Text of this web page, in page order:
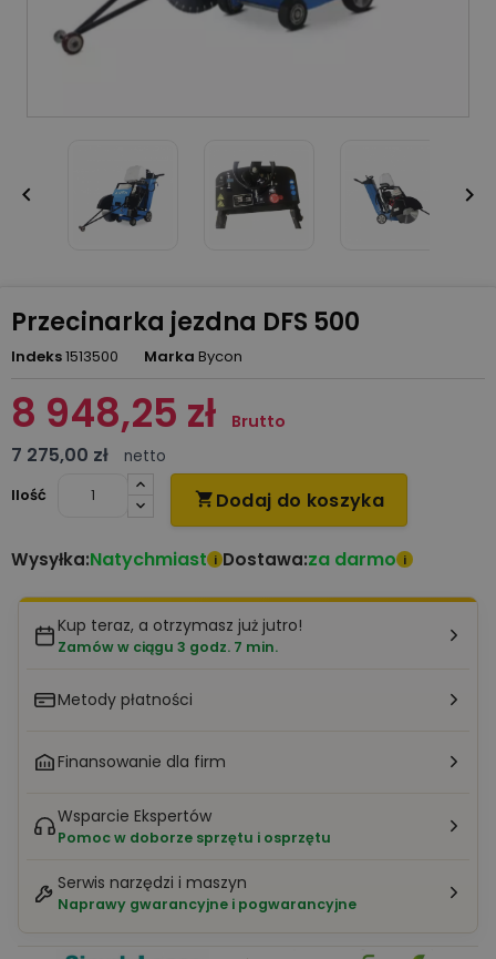
 
Przecinarka jezdna DFS 500
Indeks1513500 Marka Bycon
8 948,25 zł Brutto
7 275,00 zł
netto
Ilość
 Dodaj do koszyka
Wysyłka:Natychmiast i Dostawa:za darmo i
Kup teraz, a otrzymasz już jutro!
Zamów w ciągu 3 godz. 7 min.
Metody płatności
Finansowanie dla firm
Wsparcie Ekspertów
Pomoc w doborze sprzętu i osprzętu
Serwis narzędzi i maszyn
Naprawy gwarancyjne i pogwarancyjne